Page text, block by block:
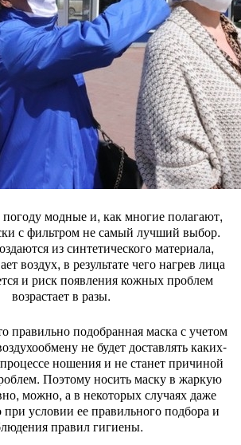
модные и, как многие полагают,
с фильтром не самый лучший выбор.
из синтетического материала,
воздух, в результате чего нагрев лица
и риск появления кожных проблем
возрастает в разы.
правильно подобранная маска с учетом
не будет доставлять каких-
ношения и не станет причиной
Поэтому носить маску в жаркую
можно, а в некоторых случаях даже
условии ее правильного подбора и
правил гигиены.